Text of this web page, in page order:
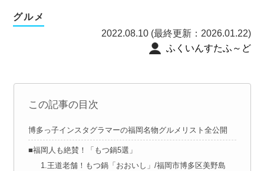
グルメ
2022.08.10 (最終更新：2026.01.22)
ふくいんすたふ～ど
この記事の目次
博多っ子インスタグラマーの福岡名物グルメリスト全公開
■福岡人も絶賛！「もつ鍋5選」
1.王道老舗！もつ鍋「おおいし」/福岡市博多区美野島